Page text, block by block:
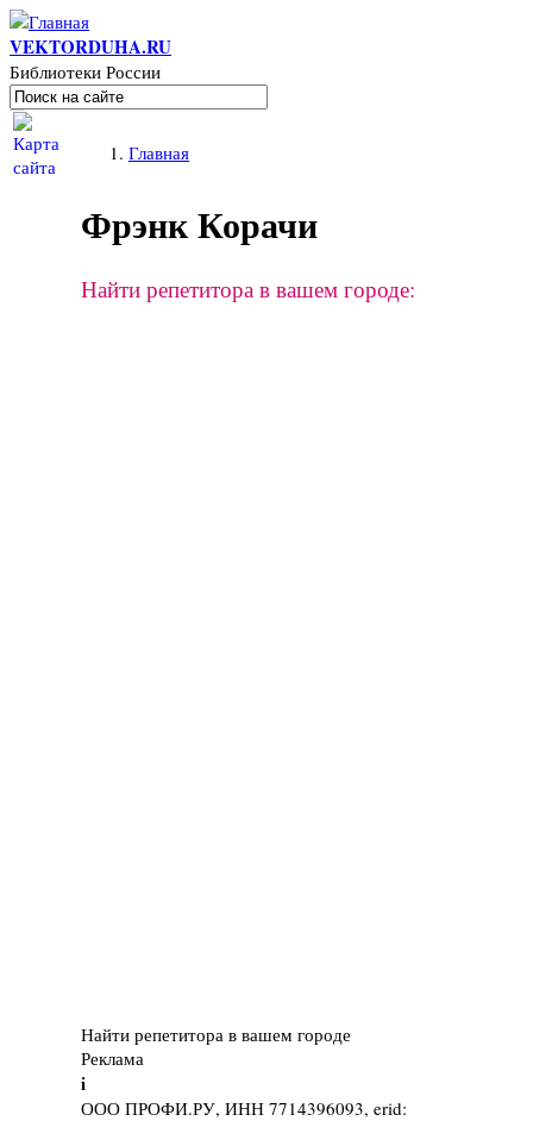
Перейти к основному содержанию
VEKTORDUHA.RU
Библиотеки России
Форма поиска
Поиск
Вы здесьГлавная
Фрэнк Корачи
Найти репетитора в вашем городе:
Найти репетитора в вашем городе
Реклама
i
ООО ПРОФИ.РУ, ИНН 7714396093, erid: